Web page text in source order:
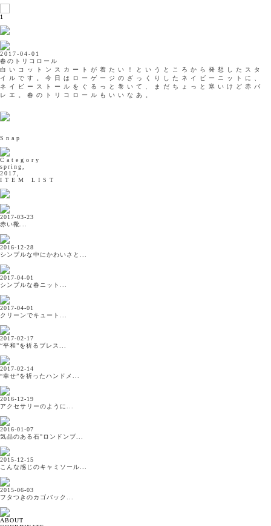
1
2017-04-01
春のトリコロール
白いコットンスカートが着たい！というところから発想したスタ
イルです。今日はローゲージのざっくりしたネイビーニットに、
ネイビーストールをぐるっと巻いて、まだちょっと寒いけど赤バ
レエ。春のトリコロールもいいなあ。
Snap
Category
spring,
2017,
ITEM LIST
2017-03-23
赤い靴...
2016-12-28
シンプルな中にかわいさと...
2017-04-01
シンプルな春ニット...
2017-04-01
クリーンでキュート...
2017-02-17
“平和”を祈るブレス...
2017-02-14
“幸せ”を祈ったハンドメ...
2016-12-19
アクセサリーのように...
2016-01-07
気品のある石"ロンドンブ...
2015-12-15
こんな感じのキャミソール...
2015-06-03
フタつきのカゴバック...
ABOUT